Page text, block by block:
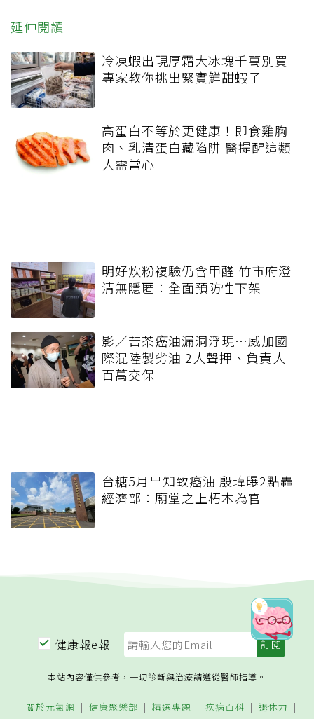
延伸閱讀
冷凍蝦出現厚霜大冰塊千萬別買
專家教你挑出緊實鮮甜蝦子
高蛋白不等於更健康！即食雞胸
肉、乳清蛋白藏陷阱 醫提醒這類
人需當心
明好炊粉複驗仍含甲醛 竹市府澄
清無隱匿：全面預防性下架
影／苦茶癌油漏洞浮現…威加國
際混陸製劣油 2人聲押、負責人
百萬交保
台糖5月早知致癌油 殷瑋曝2點轟
經濟部：廟堂之上朽木為官
健康報e報
本站內容僅供參考，一切診斷與治療請遵從醫師指導。
關於元氣網 健康聚樂部 精選專題 疾病百科 退休力